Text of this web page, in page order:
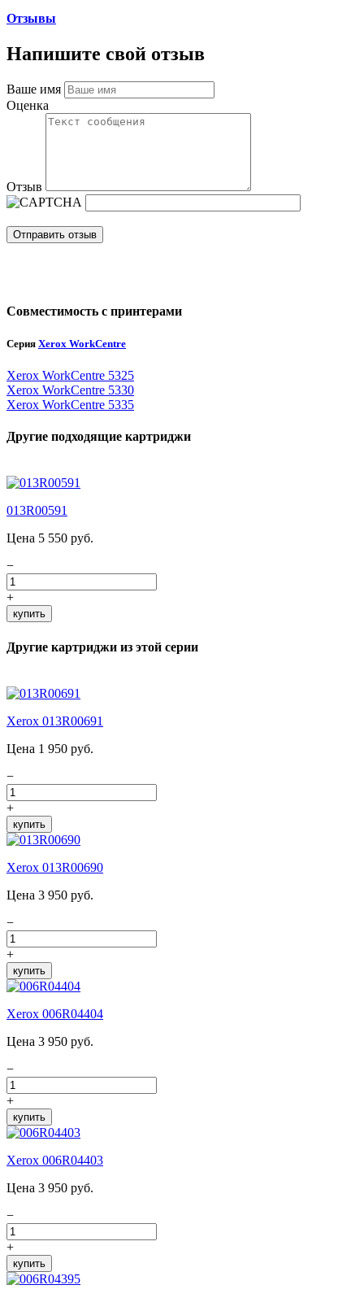
Отзывы
Напишите свой отзыв
Ваше имя
Оценка
Отзыв
Отправить отзыв
Совместимость с принтерами
Серия Xerox WorkCentre
Xerox WorkCentre 5325
Xerox WorkCentre 5330
Xerox WorkCentre 5335
Другие подходящие картриджи
013R00591
Цена 5 550 руб.
−
+
купить
Другие картриджи из этой серии
Xerox 013R00691
Цена 1 950 руб.
−
+
купить
Xerox 013R00690
Цена 3 950 руб.
−
+
купить
Xerox 006R04404
Цена 3 950 руб.
−
+
купить
Xerox 006R04403
Цена 3 950 руб.
−
+
купить